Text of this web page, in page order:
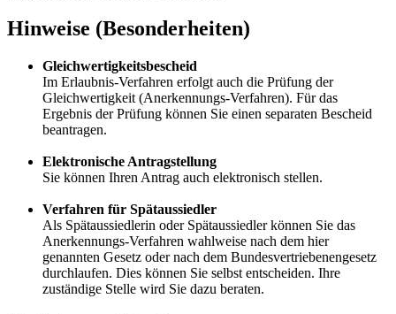
Hinweise (Besonderheiten)
Gleichwertigkeitsbescheid
Im Erlaubnis-Verfahren erfolgt auch die Prüfung der
Gleichwertigkeit (Anerkennungs-Verfahren). Für das
Ergebnis der Prüfung können Sie einen separaten Bescheid
beantragen.
Elektronische Antragstellung
Sie können Ihren Antrag auch elektronisch stellen.
Verfahren für Spätaussiedler
Als Spätaussiedlerin oder Spätaussiedler können Sie das
Anerkennungs-Verfahren wahlweise nach dem hier
genannten Gesetz oder nach dem Bundesvertriebenengesetz
durchlaufen. Dies können Sie selbst entscheiden. Ihre
zuständige Stelle wird Sie dazu beraten.